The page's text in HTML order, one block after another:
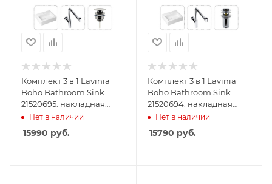
Комплект 3 в 1 Lavinia
Boho Bathroom Sink
21520695: накладная
раковина 50.5 см,
металлический сифон,
донный клапан
Нет в наличии
15990 руб.
Комплект 3 в 1 Lavinia
Boho Bathroom Sink
21520694: накладная
раковина 50.5 см,
металлический сифон,
донный клапан
Нет в наличии
15790 руб.